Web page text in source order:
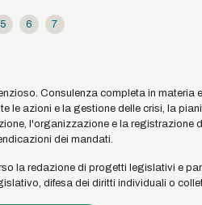
5 6 7
Consulenza completa in materia
le azioni e la gestione delle crisi, la
l'organizzazione e la registrazione
dei mandati.
la redazione di progetti legislativi e
difesa dei diritti individuali o